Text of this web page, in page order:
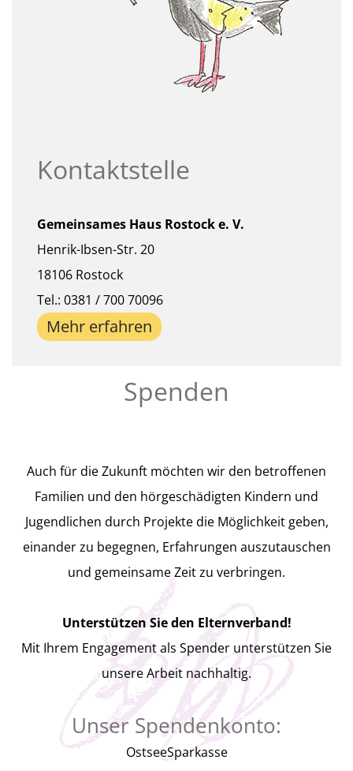
Kontaktstelle
Gemeinsames Haus Rostock e. V.
Henrik-Ibsen-Str. 20
18106 Rostock
Tel.: 0381 / 700 70096
Mehr erfahren
Spenden
Auch für die Zukunft möchten wir den betroffenen
Familien und den hörgeschädigten Kindern und
Jugendlichen durch Projekte die Möglichkeit geben,
einander zu begegnen, Erfahrungen auszutauschen
und gemeinsame Zeit zu verbringen.
Unterstützen Sie den Elternverband!
Mit Ihrem Engagement als Spender unterstützen Sie
unsere Arbeit nachhaltig.
Unser Spendenkonto:
OstseeSparkasse